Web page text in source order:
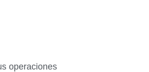
operaciones